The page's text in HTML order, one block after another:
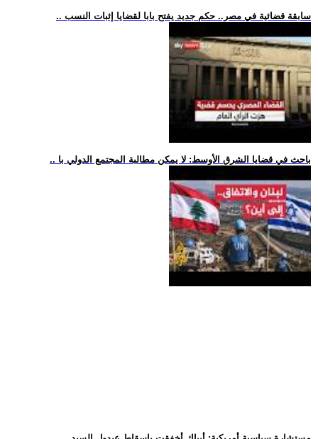
.. سابقة قضائية في مصر.. حكم جديد يفتح بابا لقضايا إثبات النسب
.. باحث في قضايا الشرق الأوسط: لا يمكن مطالبة المجتمع الدولي با